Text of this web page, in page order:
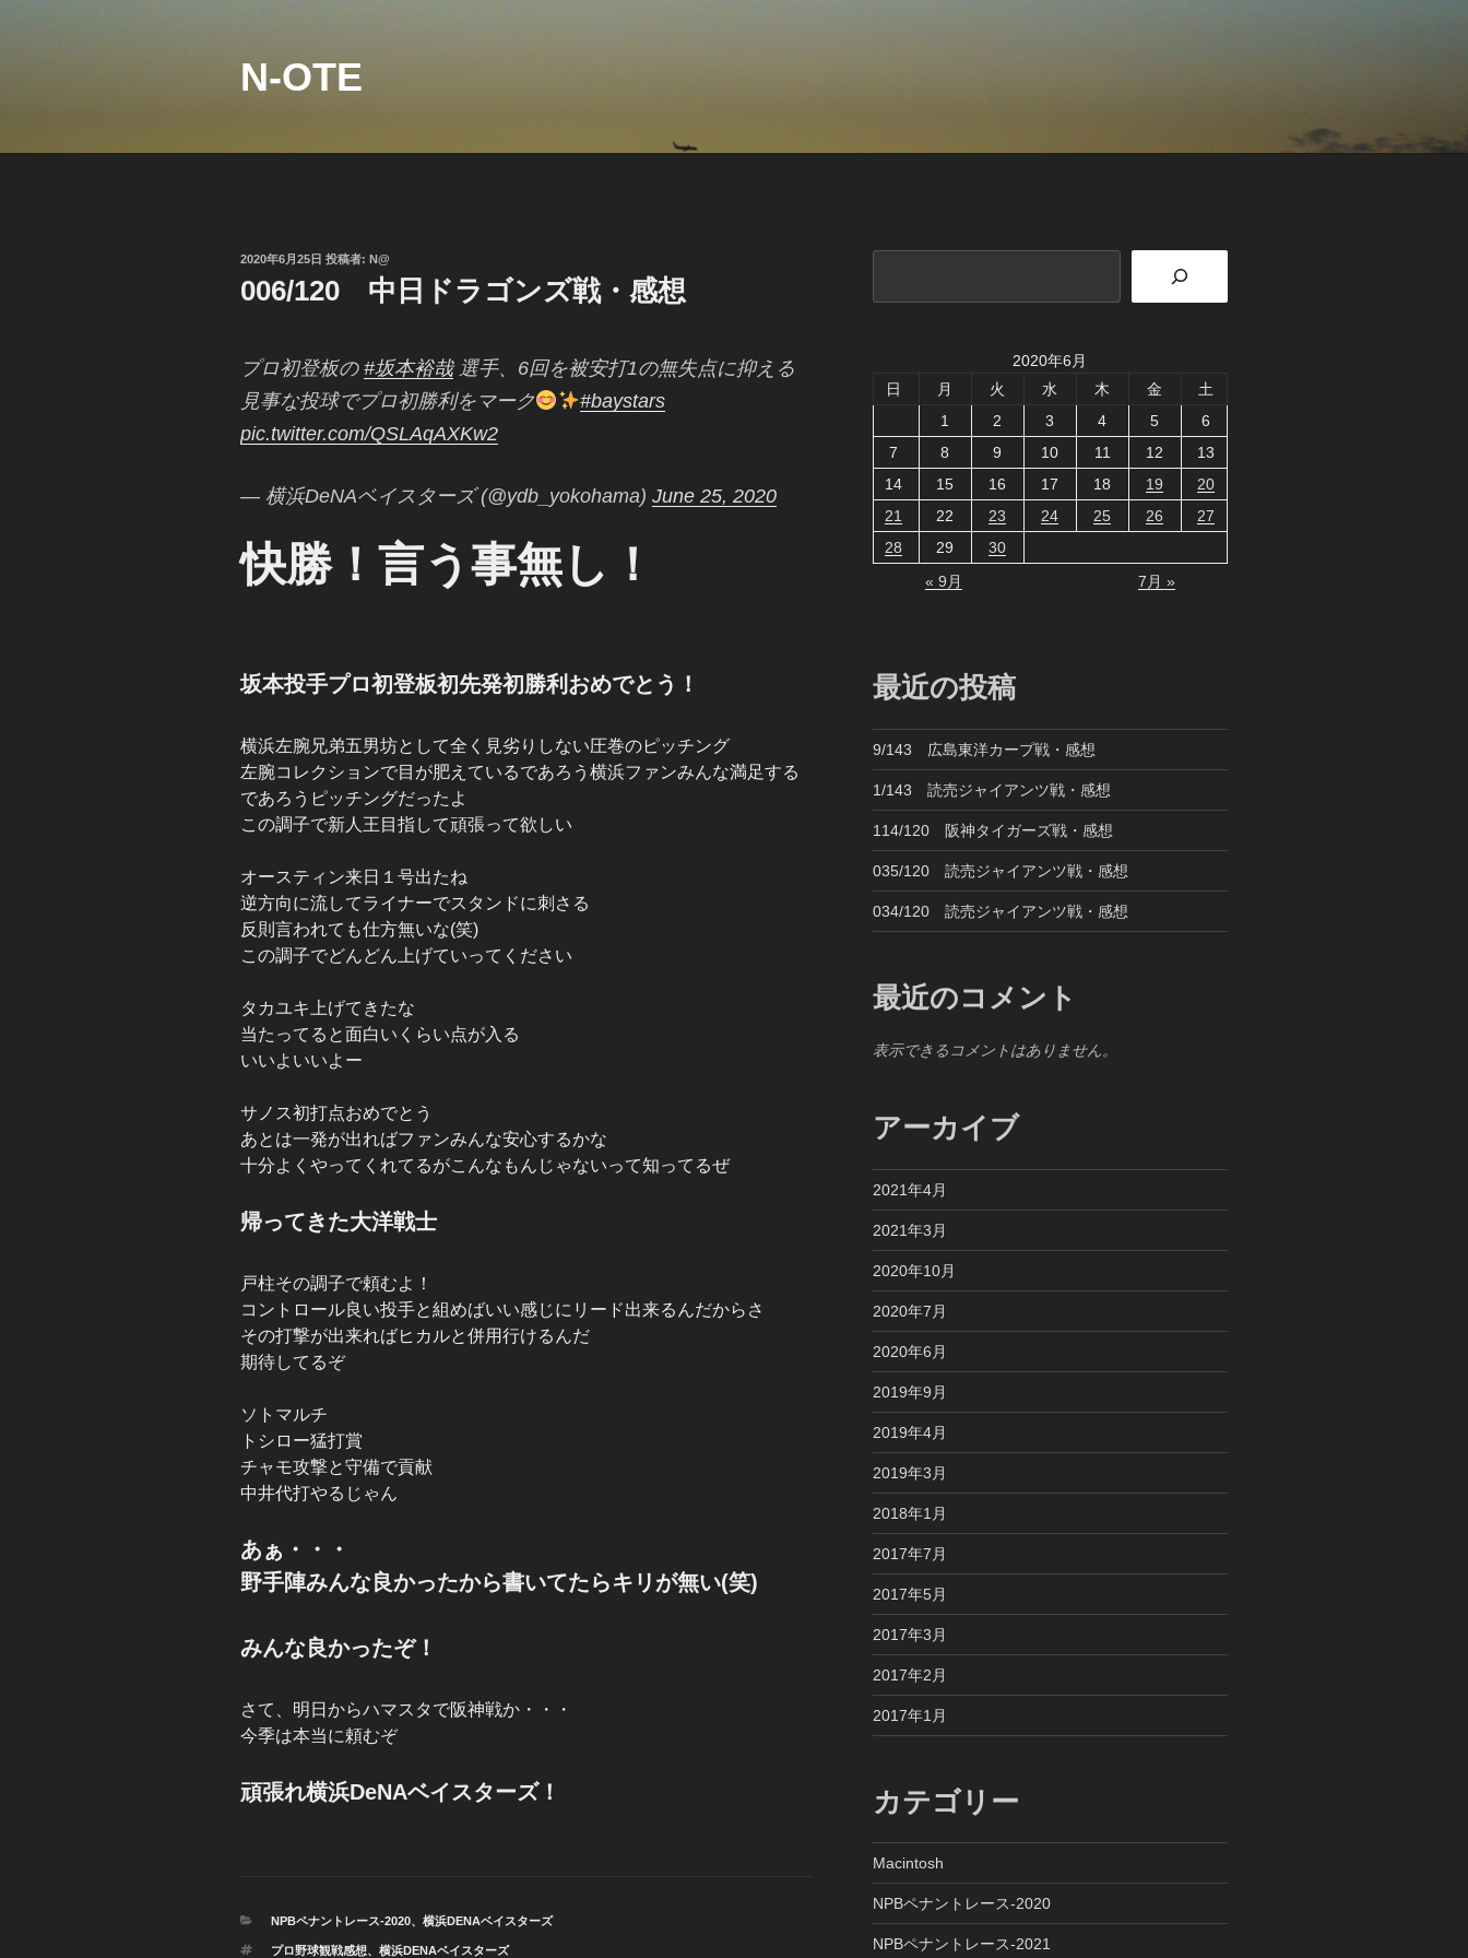
コ
N-OTE
投
日:
2020年6月25日 投稿者: N@
006/120 中日ドラゴンズ戦・感想
プロ初登板の #坂本裕哉選手、6回を被安打1の無失点に抑える
見事な投球でプロ初勝利をマーク
#baystars
pic.twitter.com/QSLAqAXKw2
— 横浜DeNAベイスターズ (@ydb_yokohama) June 25, 2020
快勝！言う事無し！
坂本投手プロ初登板初先発初勝利おめでとう！
横浜左腕兄弟五男坊として全く見劣りしない圧巻のピッチング
左腕コレクションで目が肥えているであろう横浜ファンみんな満足する
であろうピッチングだったよ
この調子で新人王目指して頑張って欲しい
オースティン来日１号出たね
逆方向に流してライナーでスタンドに刺さる
反則言われても仕方無いな(笑)
この調子でどんどん上げていってください
タカユキ上げてきたな
当たってると面白いくらい点が入る
いいよいいよー
サノス初打点おめでとう
あとは一発が出ればファンみんな安心するかな
十分よくやってくれてるがこんなもんじゃないって知ってるぜ
帰ってきた大洋戦士
戸柱その調子で頼むよ！
コントロール良い投手と組めばいい感じにリード出来るんだからさ
その打撃が出来ればヒカルと併用行けるんだ
期待してるぞ
ソトマルチ
トシロー猛打賞
チャモ攻撃と守備で貢献
中井代打やるじゃん
あぁ・・・
野手陣みんな良かったから書いてたらキリが無い(笑)
みんな良かったぞ！
さて、明日からハマスタで阪神戦か・・・
今季は本当に頼むぞ
頑張れ横浜DeNAベイスターズ！
カ
ゴ
NPBペナントレース-2020、 横浜DENAベイスターズ
タ
プロ野球観戦感想、 横浜DENAベイスターズ
2020年6月
日
月 火 水 木 金
土
1
2 3 4 5
6
7
8 9 10 11 12
13
14
15 16 17 18 19
20
21
22 23 24 25 26
27
28
29
30
« 9月
7月 »
最近の投稿
9/143 広島東洋カープ戦・感想
1/143 読売ジャイアンツ戦・感想
114/120 阪神タイガーズ戦・感想
035/120 読売ジャイアンツ戦・感想
034/120 読売ジャイアンツ戦・感想
最近のコメント
表示できるコメントはありません。
アーカイブ
2021年4月
2021年3月
2020年10月
2020年7月
2020年6月
2019年9月
2019年4月
2019年3月
2018年1月
2017年7月
2017年5月
2017年3月
2017年2月
2017年1月
カテゴリー
Macintosh
NPBペナントレース-2020
NPBペナントレース-2021